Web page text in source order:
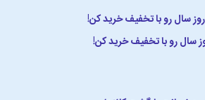
سال رو با تخفیف خرید کن!